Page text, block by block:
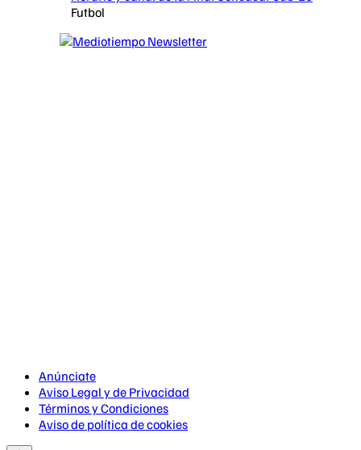
Futbol
Anúnciate
Aviso Legal y de Privacidad
Términos y Condiciones
Aviso de política de cookies